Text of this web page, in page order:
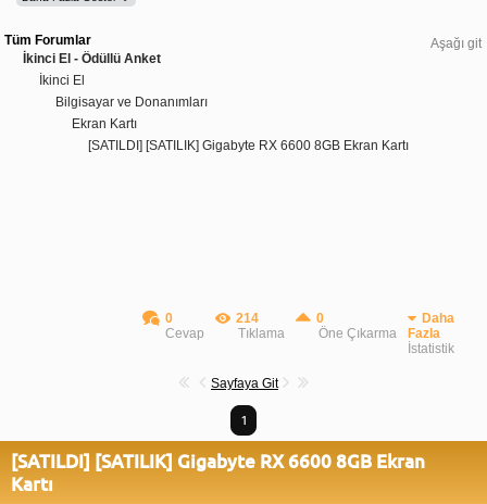
Aşağı git
Tüm Forumlar
İkinci El - Ödüllü Anket
İkinci El
Bilgisayar ve Donanımları
Ekran Kartı
[SATILDI] [SATILIK] Gigabyte RX 6600 8GB Ekran Kartı
0
Cevap
214
Tıklama
0
Öne Çıkarma
Daha
Fazla
İstatistik
Sayfaya Git
1
[SATILDI] [SATILIK] Gigabyte RX 6600 8GB Ekran
Kartı